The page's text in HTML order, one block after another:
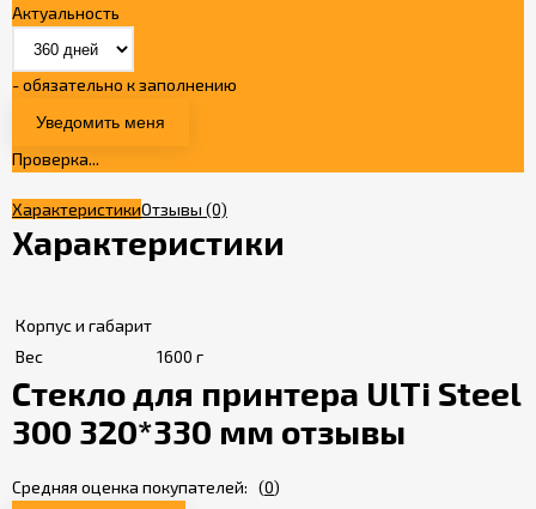
Актуальность
- обязательно к заполнению
Проверка...
ХарактеристикиОтзывы (0)
Характеристики
Корпус и габарит
Вес
1600 г
Стекло для принтера UlTi Steel
300 320*330 мм отзывы
Средняя оценка покупателей: (0)